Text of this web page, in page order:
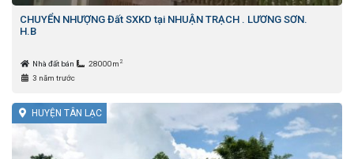
CHUYỂN NHƯỢNG Đất SXKD tại NHUẬN TRẠCH . LƯƠNG SƠN.
H.B
Nhà đất bán 28000m 2
3 năm trước
HUYỆN TÂN LẠC